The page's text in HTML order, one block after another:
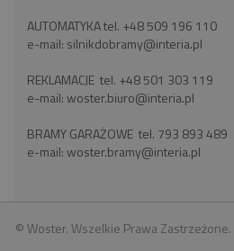
AUTOMATYKA tel. +48 509 196 110
e-mail: silnikdobramy@interia.pl
REKLAMACJE tel. +48 501 303 119
e-mail:woster.biuro@interia.pl
BRAMY GARAŻOWE tel. 793 893 489
e-mail:woster.bramy@interia.pl
© Woster. Wszelkie Prawa Zastrzeżone.